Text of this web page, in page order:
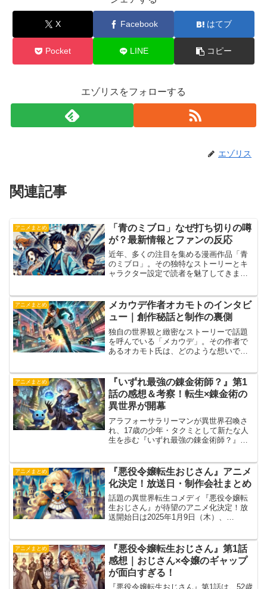
X Facebook はてブ
Pocket LINE コピー
エゾリスをフォローする
エゾリス
関連記事
アニメまとめ
「青のミブロ」なぜ打ち切りの噂
が？最新情報とファンの反応
近年、多くの注目を集める漫画作品「青
のミブロ」。その独特なストーリーとキ
ャラクター設定で読者を魅了してきまし
しょうか？そして、ファンや読者はどの
ような反応を見せているの...
アニメまとめ
メカウデ作者オカモトのインタビ
ュー｜創作秘話と制作の裏側
独自の世界観と緻密なストーリーで話題
を呼んでいる「メカウデ」。その作者で
あるオカモト氏は、どのような想いでこ
い、創作秘話や制作に込めた想い、さら
にキャラクターや世界観...
アニメまとめ
『いずれ最強の錬金術師？』第1
話の感想＆考察！転生×錬金術の
異世界が開幕
アラフォーサラリーマンが異世界召喚さ
れ、17歳の少年・タクミとして新たな人
生を歩む『いずれ最強の錬金術師？』。
異世界で生き抜く様子が描かれました。
異世界転生もののテン...
アニメまとめ
『悪役令嬢転生おじさん』アニメ
化決定！放送日・制作会社まとめ
話題の異世界転生コメディ『悪役令嬢転
生おじさん』が待望のアニメ化決定！放
送開始日は2025年1月9日（木）、
ニメーション制作は、実力派スタジオ・
亜細亜堂が担...
アニメまとめ
『悪役令嬢転生おじさん』第1話
感想｜おじさん×令嬢のギャップ
が面白すぎる！
『悪役令嬢転生おじさん』第1話は、52歳